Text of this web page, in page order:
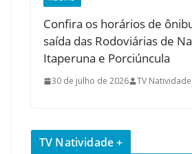
Confira os horários de
saída das Rodoviárias de
Itaperuna e Porciúncula
30 de julho de 2026 TV Natividade
TV Natividade +